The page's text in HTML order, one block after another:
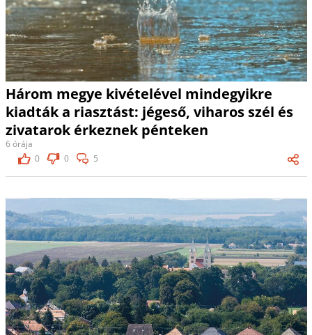
Három megye kivételével mindegyikre
kiadták a riasztást: jégeső, viharos szél és
zivatarok érkeznek pénteken
6 órája
0
0 5